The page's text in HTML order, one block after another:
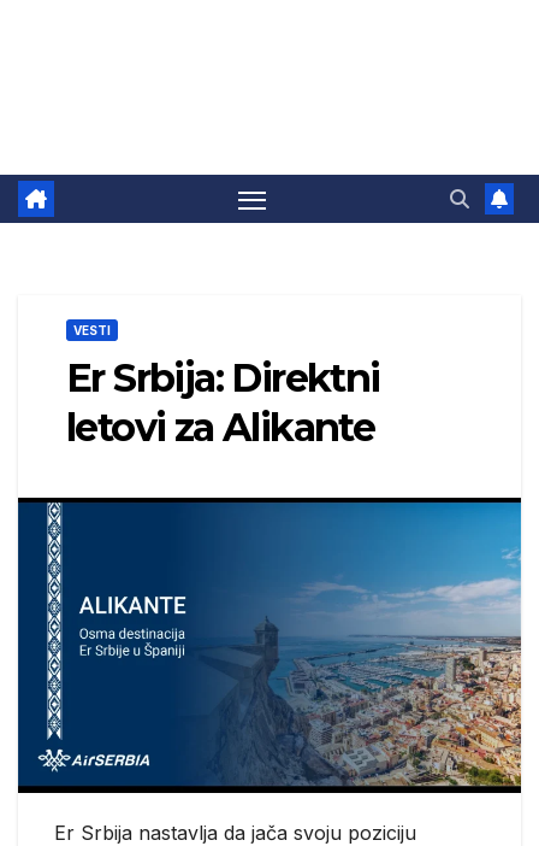
VESTI
Er Srbija: Direktni
letovi za Alikante
Er Srbija nastavlja da jača svoju poziciju